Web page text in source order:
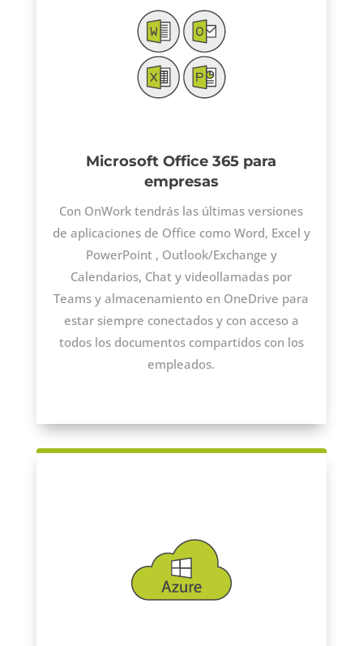
Microsoft Office 365 para
empresas
Con OnWork tendrás las últimas versiones
de aplicaciones de Office como Word, Excel y
PowerPoint , Outlook/Exchange y
Calendarios, Chat y videollamadas por
Teams y almacenamiento en OneDrive para
estar siempre conectados y con acceso a
todos los documentos compartidos con los
empleados.